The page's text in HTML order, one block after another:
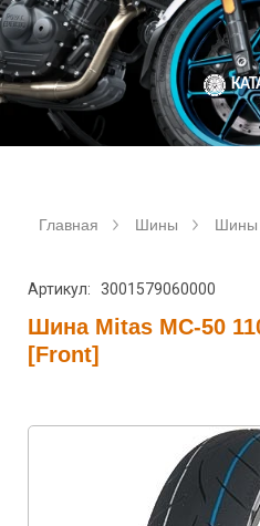
Главная Шины Шины
Артикул: 3001579060000
Шина Mitas MC-50
[Front]